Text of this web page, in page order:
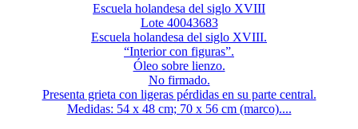
Escuela holandesa del siglo XVIII
Lote 40043683
Escuela holandesa del siglo XVIII.
“Interior con figuras”.
Óleo sobre lienzo.
No firmado.
Presenta grieta con ligeras pérdidas en su parte central.
Medidas: 54 x 48 cm; 70 x 56 cm (marco)....